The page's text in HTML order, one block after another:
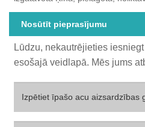
Nosūtīt pieprasījumu
Lūdzu, nekautrējieties
esošajā veidlapā. Mēs jums